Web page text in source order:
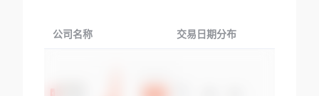
公司名称 交易日期分布